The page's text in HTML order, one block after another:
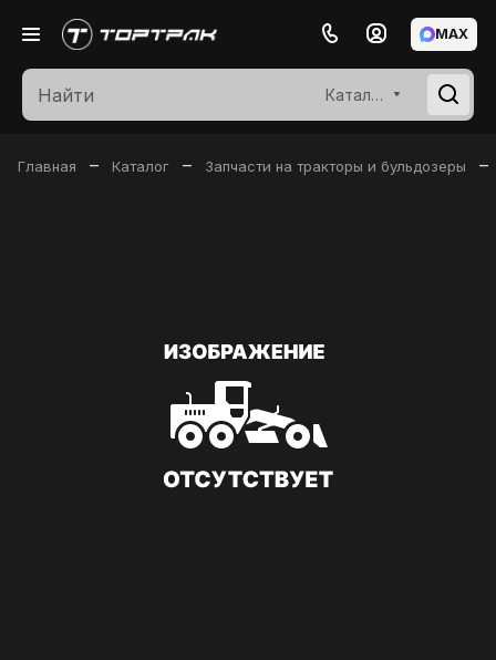
Каталог
MAX
Главная – Каталог – Запчасти на тракторы и бульдозеры –